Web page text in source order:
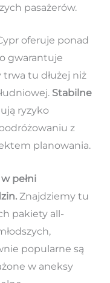
pasażerów.
oferuje ponad
gwarantuje
tu dłużej niż
Stabilne
ryzyko
z
planowania.
pełni
Znajdziemy tu
pakiety all-
popularne są
w aneksy